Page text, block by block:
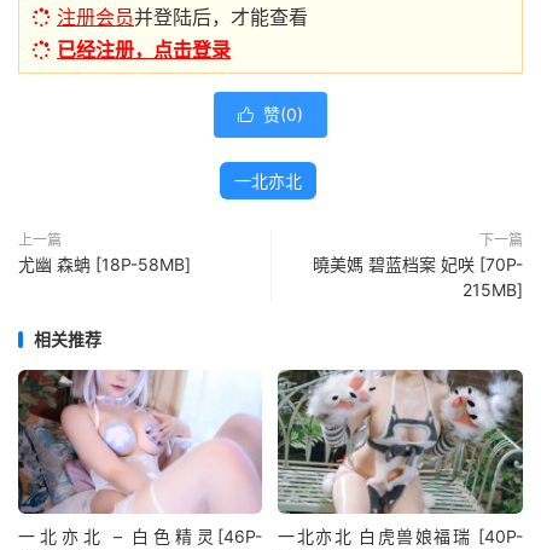
注册会员并登陆后，才能查看
已经注册，点击登录
 赞(0)
一北亦北
上一篇
尤幽 森蚺 [18P-58MB]
下一篇
曉美媽 碧蓝档案 妃咲 [70P-
215MB]
相关推荐
一北亦北 – 白色精灵[46P-
一北亦北 白虎兽娘福瑞 [40P-